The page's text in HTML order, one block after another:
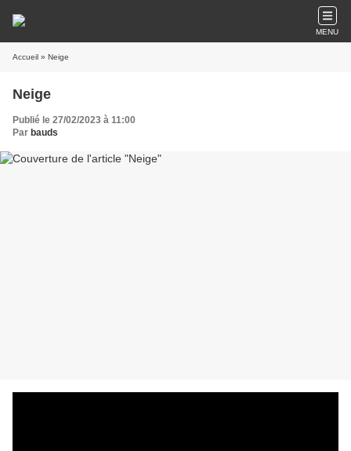
MENU
Accueil » Neige
Neige
Publié le 27/02/2023 à 11:00
Par bauds